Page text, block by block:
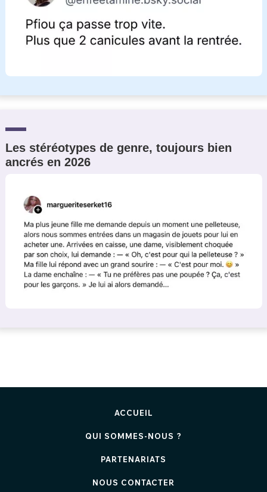
Les stéréotypes de genre, toujours bien
ancrés en 2026
ACCUEIL
QUI SOMMES-NOUS ?
PARTENARIATS
NOUS CONTACTER